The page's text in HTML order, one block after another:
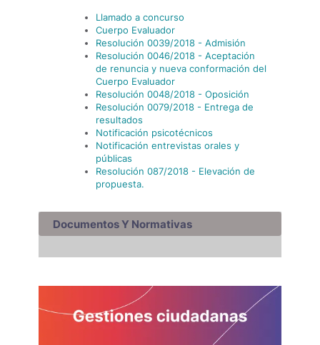
Llamado a concurso
Cuerpo Evaluador
Resolución 0039/2018 - Admisión
Resolución 0046/2018 - Aceptación
de renuncia y nueva conformación del
Cuerpo Evaluador
Resolución 0048/2018 - Oposición
Resolución 0079/2018 - Entrega de
resultados
Notificación psicotécnicos
Notificación entrevistas orales y
públicas
Resolución 087/2018 - Elevación de
propuesta.
Documentos Y Normativas